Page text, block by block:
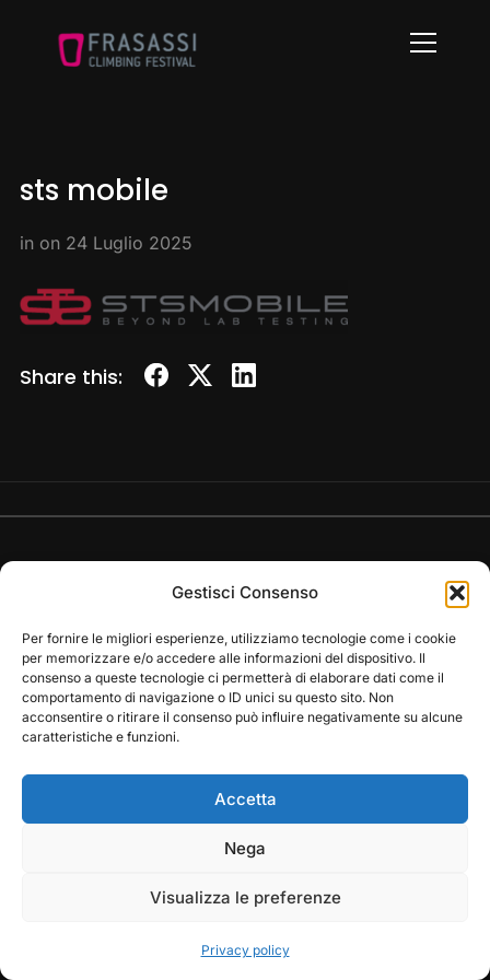
Gestisci Consenso
Per fornire le migliori esperienze, utilizziamo tecnologie come i cookie
per memorizzare e/o accedere alle informazioni del dispositivo. Il
consenso a queste tecnologie ci permetterà di elaborare dati come il
comportamento di navigazione o ID unici su questo sito. Non
acconsentire o ritirare il consenso può influire negativamente su alcune
caratteristiche e funzioni.
Accetta
Nega
Visualizza le preferenze
Privacy policy
Info
sts mobile
in on 24 Luglio 2025
Share this:
Copyright © 2026 — Frasassi Climbing Festival. All
Rights Reserved
Designed byWPZOOM